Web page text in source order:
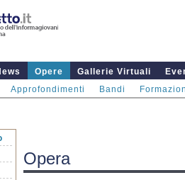
Opere Gallerie Virtuali
Approfondimenti Bandi
Opera